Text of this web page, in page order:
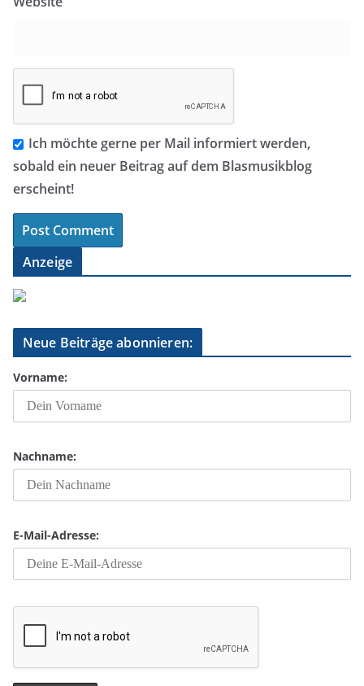
Ich möchte gerne per Mail informiert werden,
sobald ein neuer Beitrag auf dem Blasmusikblog
erscheint!
Anzeige
Neue Beiträge abonnieren:
Vorname:
Nachname:
E-Mail-Adresse: